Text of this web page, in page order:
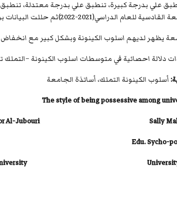
حللت البيانات بواسطة الحقيبة الأحصائية وكانت النتائج كما يأتي :
أسلوب الكينونة التملك، أساتذة الجامعة
The style of being possessive among
Al-Jubouri
Sally
Edu. Sycho-